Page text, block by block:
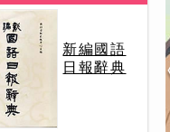
新編國語
日報辭典